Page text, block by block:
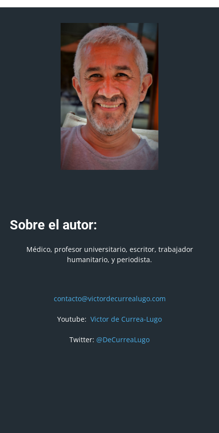
Sobre el autor:
Médico, profesor universitario, escritor, trabajador
humanitario, y periodista.
contacto@victordecurrealugo.com
Youtube: Victor de Currea-Lugo
Twitter: @DeCurreaLugo